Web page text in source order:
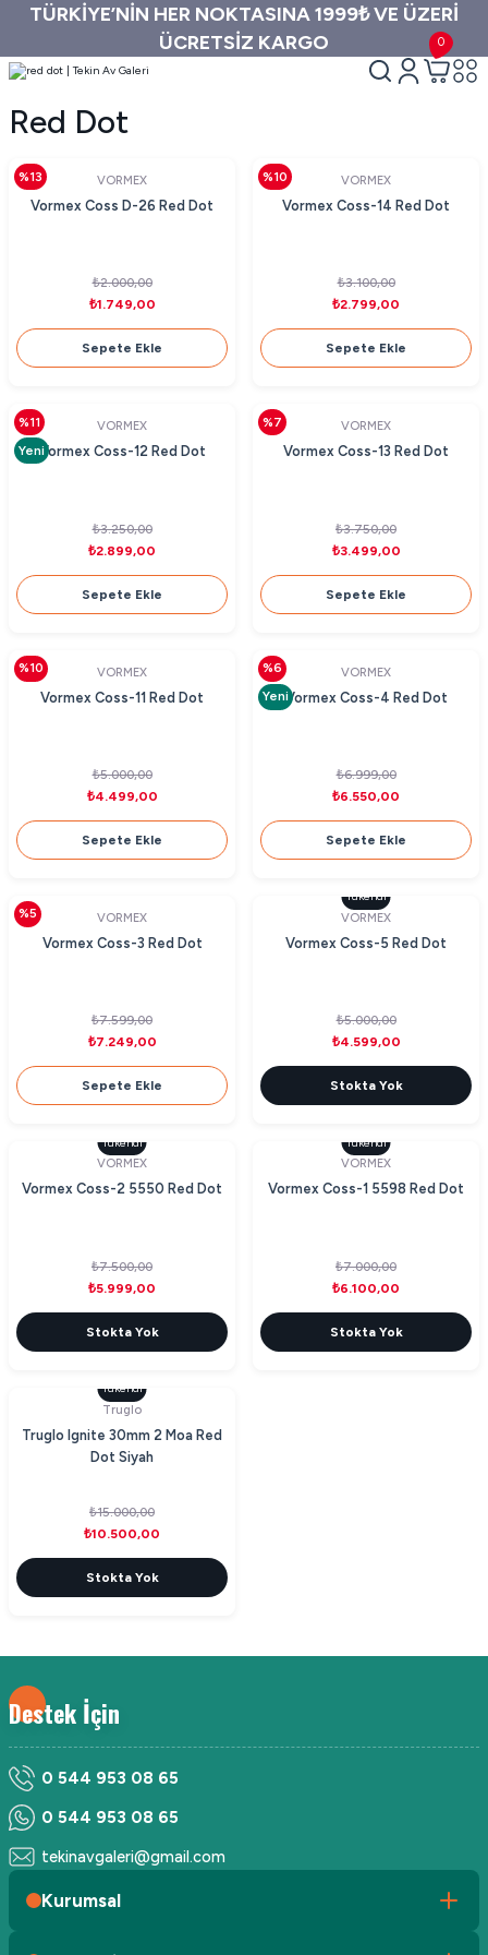
TÜRKİYE’NİN HER NOKTASINA 1999₺ VE ÜZERİ
ÜCRETSİZ KARGO
0
Red Dot
%13 VORMEX
Vormex Coss D-26 Red Dot
₺2.000,00
₺1.749,00
Sepete Ekle
%10 VORMEX
Vormex Coss-14 Red Dot
₺3.100,00
₺2.799,00
Sepete Ekle
%11
Yeni
VORMEX
Vormex Coss-12 Red Dot
₺3.250,00
₺2.899,00
Sepete Ekle
%7 VORMEX
Vormex Coss-13 Red Dot
₺3.750,00
₺3.499,00
Sepete Ekle
%10 VORMEX
Vormex Coss-11 Red Dot
₺5.000,00
₺4.499,00
Sepete Ekle
%6
Yeni
VORMEX
Vormex Coss-4 Red Dot
₺6.999,00
₺6.550,00
Sepete Ekle
%5 VORMEX
Vormex Coss-3 Red Dot
₺7.599,00
₺7.249,00
Sepete Ekle
Tükendi
VORMEX
Vormex Coss-5 Red Dot
₺5.000,00
₺4.599,00
Stokta Yok
Tükendi
VORMEX
Vormex Coss-2 5550 Red Dot
₺7.500,00
₺5.999,00
Stokta Yok
Tükendi
VORMEX
Vormex Coss-1 5598 Red Dot
₺7.000,00
₺6.100,00
Stokta Yok
Tükendi
Truglo
Truglo Ignite 30mm 2 Moa Red
Dot Siyah
₺15.000,00
₺10.500,00
Stokta Yok
Destek İçin
0 544 953 08 65
0 544 953 08 65
tekinavgaleri@gmail.com
Kurumsal